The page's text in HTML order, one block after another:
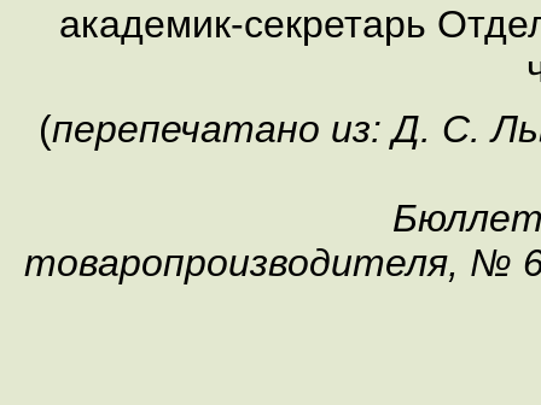
академик-секретарь
(перепечатано из: Д. С.
товаропроизводителя, №